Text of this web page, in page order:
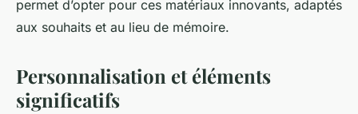
permet d’opter pour ces matériaux innovants, adaptés
aux souhaits et au lieu de mémoire.
Personnalisation et éléments
significatifs